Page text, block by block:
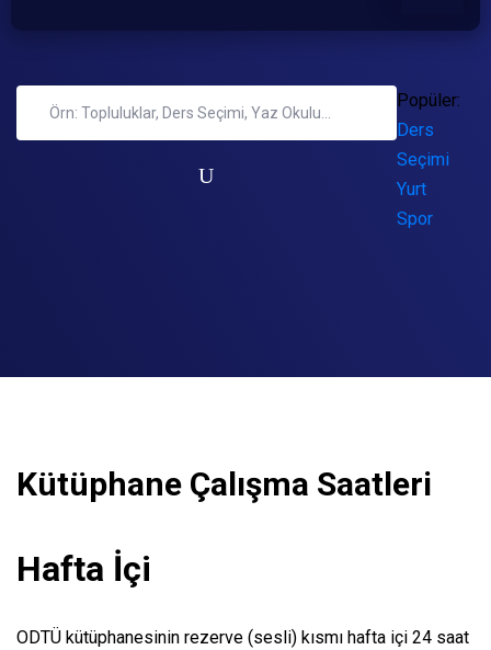
Popüler:
Ders
Seçimi
Yurt
Spor
Kütüphane Çalışma Saatleri
Hafta İçi
ODTÜ kütüphanesinin rezerve (sesli) kısmı hafta içi 24 saat